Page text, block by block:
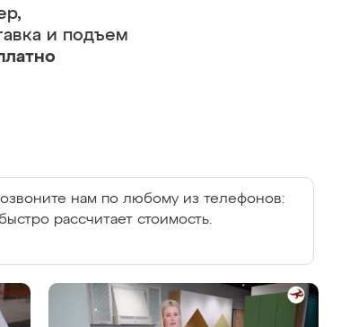
и подъем
нам по любому из телефонов:
рассчитает стоимость.